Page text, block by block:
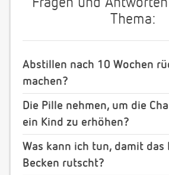
Fragen und
Thema:
Abstillen nach 10 Wochen
machen?
Die Pille nehmen, um die
ein Kind zu erhöhen?
Was kann ich tun, damit das
Becken rutscht?